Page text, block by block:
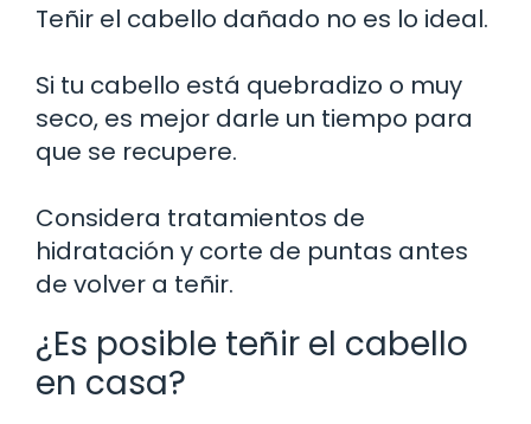
Teñir el cabello dañado no es lo ideal.
Si tu cabello está quebradizo o muy
seco, es mejor darle un tiempo para
que se recupere.
Considera tratamientos de
hidratación y corte de puntas antes
de volver a teñir.
¿Es posible teñir el cabello
en casa?